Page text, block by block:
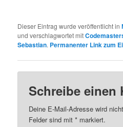
Dieser Eintrag wurde veröffentlicht in
und verschlagwortet mit
Sebastian. Permanenter Link zum
Schreibe einen
Deine E-Mail-Adresse wird
Felder sind mit* markiert.